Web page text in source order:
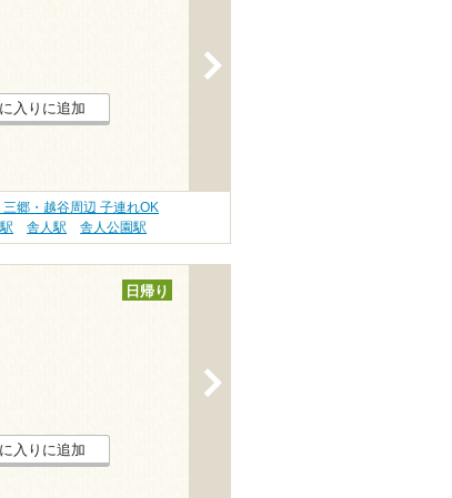
入りに追加
三郷・越谷周辺 子連れOK
舎人駅 舎人公園駅
日帰り
入りに追加